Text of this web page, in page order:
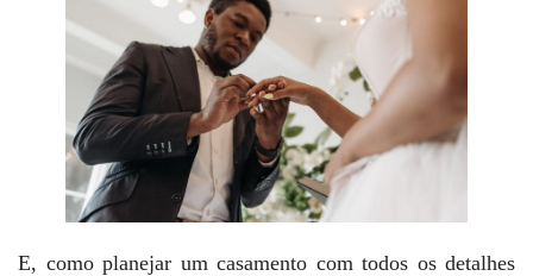
E, como planejar um casamento com todos os detalhes